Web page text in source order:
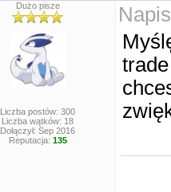
Dużo pisze
Liczba postów: 300
Liczba wątków: 18
Dołączył: Sep 2016
Reputacja: 135